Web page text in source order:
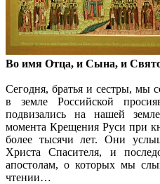
Во имя Отца, и Сына, и
Сегодня, братья и сестры, мы
в земле Российской
подвизались на нашей
момента Крещения Руси при
более тысячи лет. Они
Христа Спасителя, и
апостолам, о которых мы
чтении…